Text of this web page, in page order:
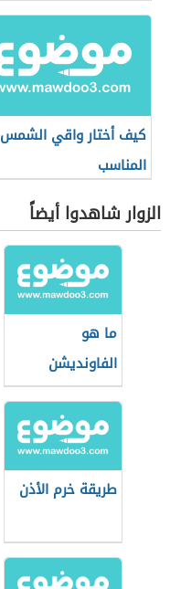
كيف أختار واقي الشمس
المناسب
الزوار شاهدوا أيضاً
ما هو
الفاونديشن
طريقة خرم الأذن